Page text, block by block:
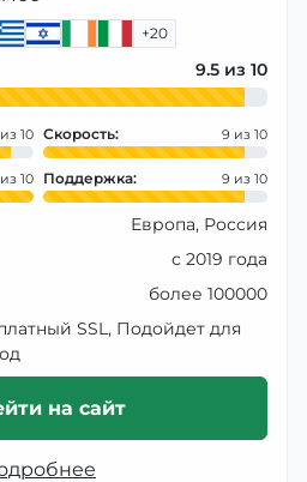
+20
9.5
Скорость: 9
Поддержка: 9
Европа, Россия
с 2019 года
более 100000
SSL, Подойдет для
на сайт